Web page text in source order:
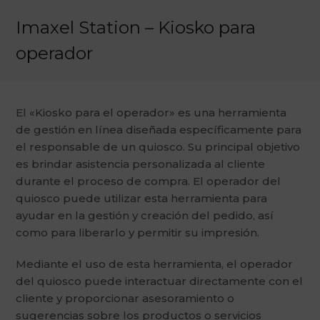
Imaxel Station – Kiosko para
operador
El «Kiosko para el operador» es una herramienta
de gestión en línea diseñada específicamente para
el responsable de un quiosco. Su principal objetivo
es brindar asistencia personalizada al cliente
durante el proceso de compra. El operador del
quiosco puede utilizar esta herramienta para
ayudar en la gestión y creación del pedido, así
como para liberarlo y permitir su impresión.
Mediante el uso de esta herramienta, el operador
del quiosco puede interactuar directamente con el
cliente y proporcionar asesoramiento o
sugerencias sobre los productos o servicios